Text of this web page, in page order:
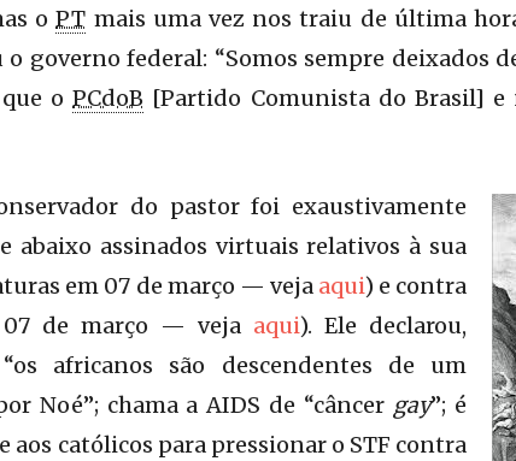
oPT mais uma vez nos traiu de última
o governo federal: “Somos sempre deixados
que oPCdoB [Partido Comunista do Brasil]
do pastor foi exaustivamente
abaixo assinados virtuais relativos à sua
em 07 de março — veja aqui) e contra
07 de março — veja aqui). Ele declarou,
africanos são descendentes de um
Noé”; chama a AIDS de “câncer gay”; é
aos católicos para pressionar o STF contra